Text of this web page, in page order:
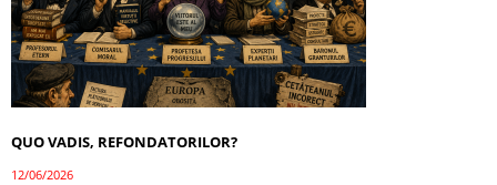
QUO VADIS, REFONDATORILOR?
12/06/2026